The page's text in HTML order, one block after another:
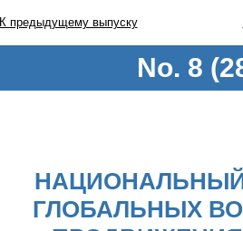
К предыдущему выпуску
No. 8
ГЛОБАЛЬНЫХ